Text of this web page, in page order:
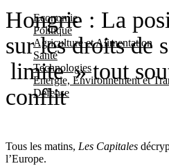
Economie
Politique
Agriculture et Alimentation
Santé
Technologies
Energie, Environnement et
Défense
Hongrie : La
sur les droits de
limite » tout
conflit
Tous les matins, Les Capitales
l’Europe.